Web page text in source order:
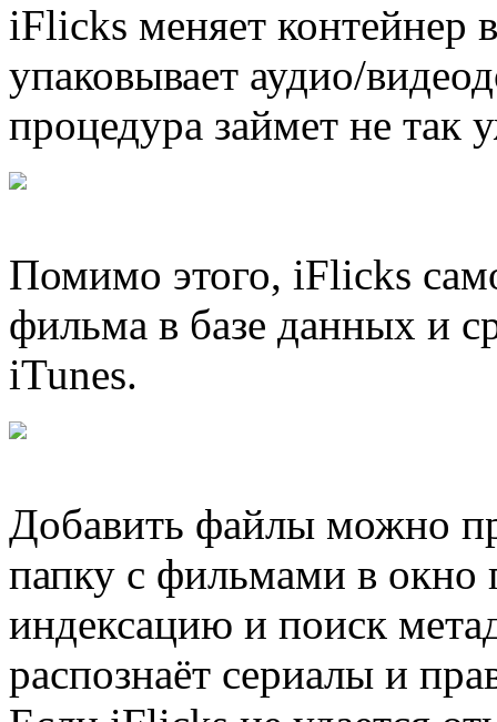
iFlicks меняет контейнер
упаковывает аудио/
процедура займет не так
Помимо этого, iFlicks
фильма в базе данных и
iTunes.
Добавить файлы можно
папку с фильмами в
индексацию и поиск
распознаёт сериалы и